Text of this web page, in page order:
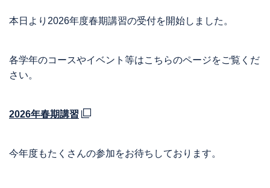
本日より2026年度春期講習の受付を開始しました。
各学年のコースやイベント等はこちらのページをご覧くだ
さい。
2026年春期講習
今年度もたくさんの参加をお待ちしております。